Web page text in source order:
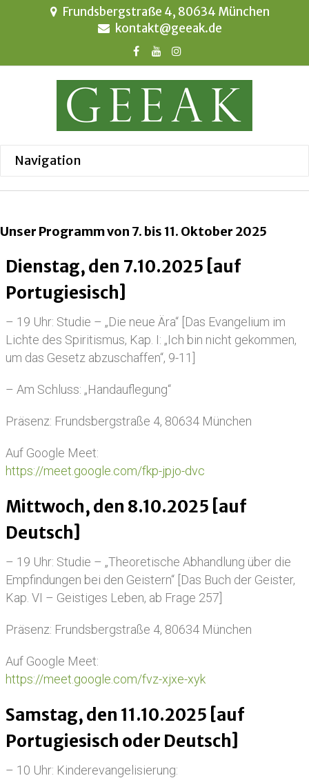
Frundsbergstraße 4, 80634 München
kontakt@geeak.de
Unser Programm von 7. bis 11. Oktober 2025
Dienstag, den 7.10.2025 [auf
Portugiesisch]
– 19 Uhr: Studie – „Die neue Ära“ [Das Evangelium im
Lichte des Spiritismus, Kap. I: „Ich bin nicht gekommen,
um das Gesetz abzuschaffen“, 9-11]
– Am Schluss: „Handauflegung“
Präsenz: Frundsbergstraße 4, 80634 München
Auf Google Meet:
https://meet.google.com/fkp-jpjo-dvc
Mittwoch, den 8.10.2025 [auf
Deutsch]
– 19 Uhr: Studie – „Theoretische Abhandlung über die
Empfindungen bei den Geistern“ [Das Buch der Geister,
Kap. VI – Geistiges Leben, ab Frage 257]
Präsenz: Frundsbergstraße 4, 80634 München
Auf Google Meet:
https://meet.google.com/fvz-xjxe-xyk
Samstag, den 11.10.2025 [auf
Portugiesisch oder Deutsch]
– 10 Uhr: Kinderevangelisierung: